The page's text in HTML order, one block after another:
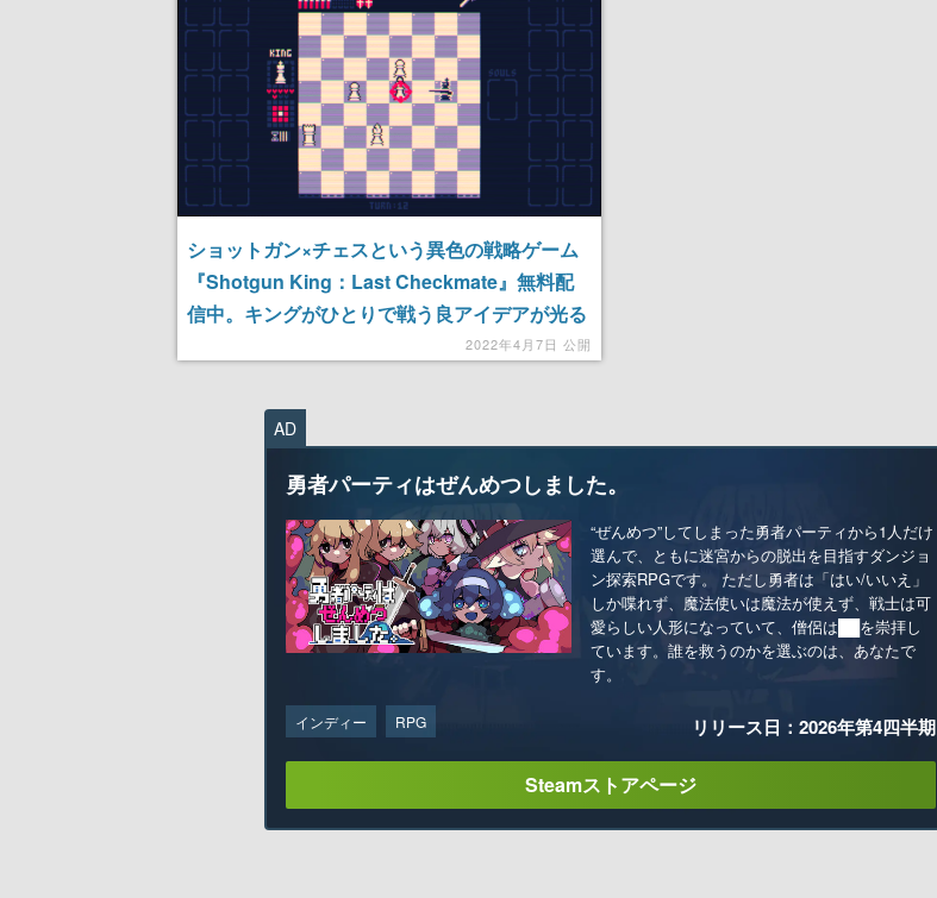
ショットガン×チェスという異色の戦略ゲーム
『Shotgun King：Last Checkmate』無料配
信中。キングがひとりで戦う良アイデアが光る
2022年4月7日 公開
AD
勇者パーティはぜんめつしました。
“ぜんめつ”してしまった勇者パーティから1人だけ
選んで、ともに迷宮からの脱出を目指すダンジョ
ン探索RPGです。 ただし勇者は「はい/いいえ」
しか喋れず、魔法使いは魔法が使えず、戦士は可
愛らしい人形になっていて、僧侶は██を崇拝し
ています。誰を救うのかを選ぶのは、あなたで
す。
インディー RPG リリース日：2026年第4四半期
Steamストアページ